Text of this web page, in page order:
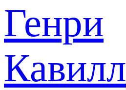
Генри
Кавилл